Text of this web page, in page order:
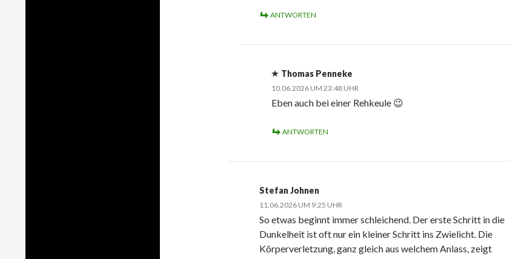
ANTWORTEN
Thomas Penneke
10.06.2026 UM 23:48 UHR
Eben auch bei einer Rehkeule 😉
ANTWORTEN
Stefan Johnen
11.06.2026 UM 9:25 UHR
So etwas beginnt immer schleichend. Der erste Schritt in die
Dunkelheit ist oft nur ein kleiner Schritt ins Zwielicht. Die
Körperverletzung, ganz gleich aus welchem Anlass, zeigt